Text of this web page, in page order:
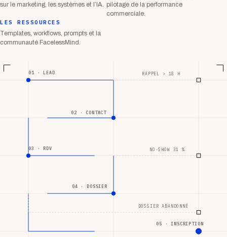
sur le marketing, les systèmes et l’IA. pilotage de la performance
commerciale.
LES RESSOURCES
Templates, workflows, prompts et la
communauté FacelessMind.
01 · LEAD
02 · CONTACT
03 · RDV
04 · DOSSIER
05 · INSCRIPTION
RAPPEL > 18 H
NO-SHOW 31 %
DOSSIER ABANDONNÉ